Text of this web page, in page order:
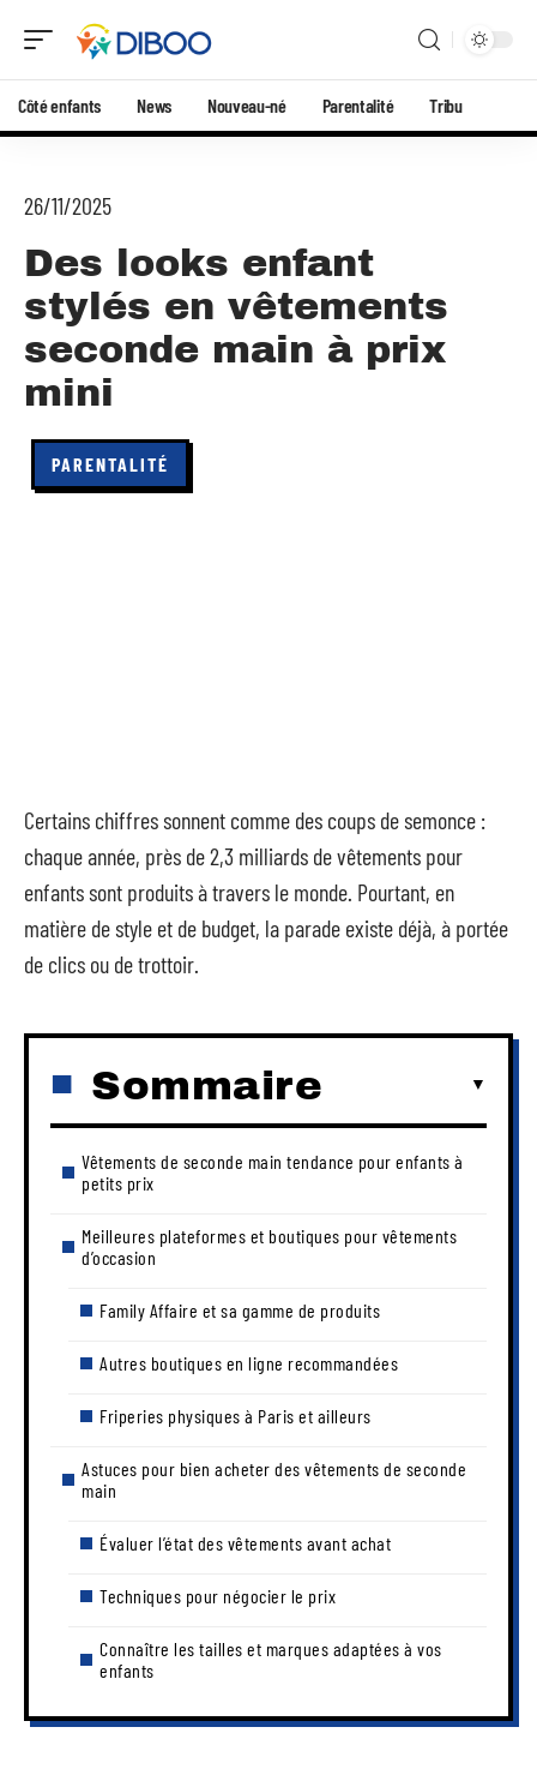
Côté enfants News Nouveau-né Parentalité Tribu
26/11/2025
Des looks enfant
stylés en vêtements
seconde main à prix
mini
PARENTALITÉ
Certains chiffres sonnent comme des coups de semonce :
chaque année, près de 2,3 milliards de vêtements pour
enfants sont produits à travers le monde. Pourtant, en
matière de style et de budget, la parade existe déjà, à portée
de clics ou de trottoir.
Sommaire
Vêtements de seconde main tendance pour enfants à
petits prix
Meilleures plateformes et boutiques pour vêtements
d’occasion
Family Affaire et sa gamme de produits
Autres boutiques en ligne recommandées
Friperies physiques à Paris et ailleurs
Astuces pour bien acheter des vêtements de seconde
main
Évaluer l’état des vêtements avant achat
Techniques pour négocier le prix
Connaître les tailles et marques adaptées à vos
enfants